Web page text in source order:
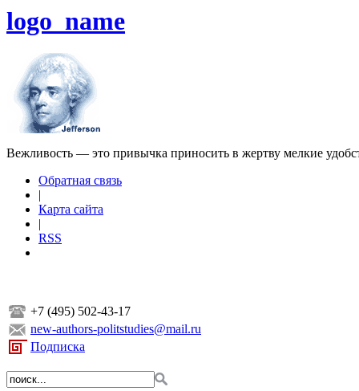
logo_name
Вежливость — это привычка приносить в жертву мелкие
Обратная связь
|
Карта сайта
|
RSS
+7 (495) 502-43-17
new-authors-politstudies@mail.ru
Подписка